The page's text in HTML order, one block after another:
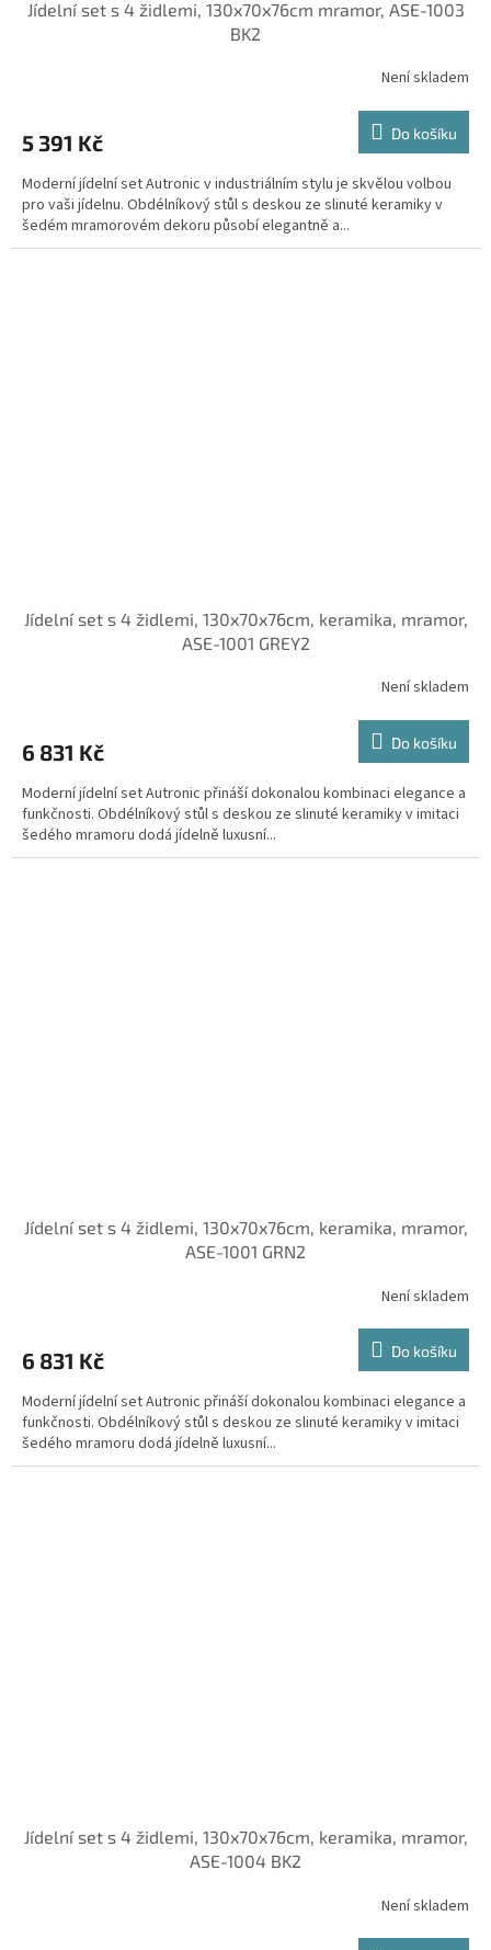
Jídelní set s 4 židlemi, 130x70x76cm mramor, ASE-1003
BK2
Není skladem
5 391 Kč Do košíku
Moderní jídelní set Autronic v industriálním stylu je skvělou volbou
pro vaši jídelnu. Obdélníkový stůl s deskou ze slinuté keramiky v
šedém mramorovém dekoru působí elegantně a...
Jídelní set s 4 židlemi, 130x70x76cm, keramika, mramor,
ASE-1001 GREY2
Není skladem
6 831 Kč Do košíku
Moderní jídelní set Autronic přináší dokonalou kombinaci elegance a
funkčnosti. Obdélníkový stůl s deskou ze slinuté keramiky v imitaci
šedého mramoru dodá jídelně luxusní...
Jídelní set s 4 židlemi, 130x70x76cm, keramika, mramor,
ASE-1001 GRN2
Není skladem
6 831 Kč Do košíku
Moderní jídelní set Autronic přináší dokonalou kombinaci elegance a
funkčnosti. Obdélníkový stůl s deskou ze slinuté keramiky v imitaci
šedého mramoru dodá jídelně luxusní...
Jídelní set s 4 židlemi, 130x70x76cm, keramika, mramor,
ASE-1004 BK2
Není skladem